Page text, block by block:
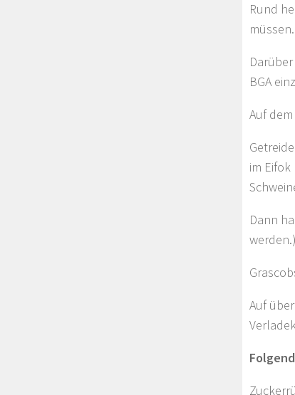
Rund
BGA
Auf
im
Dann
Auf